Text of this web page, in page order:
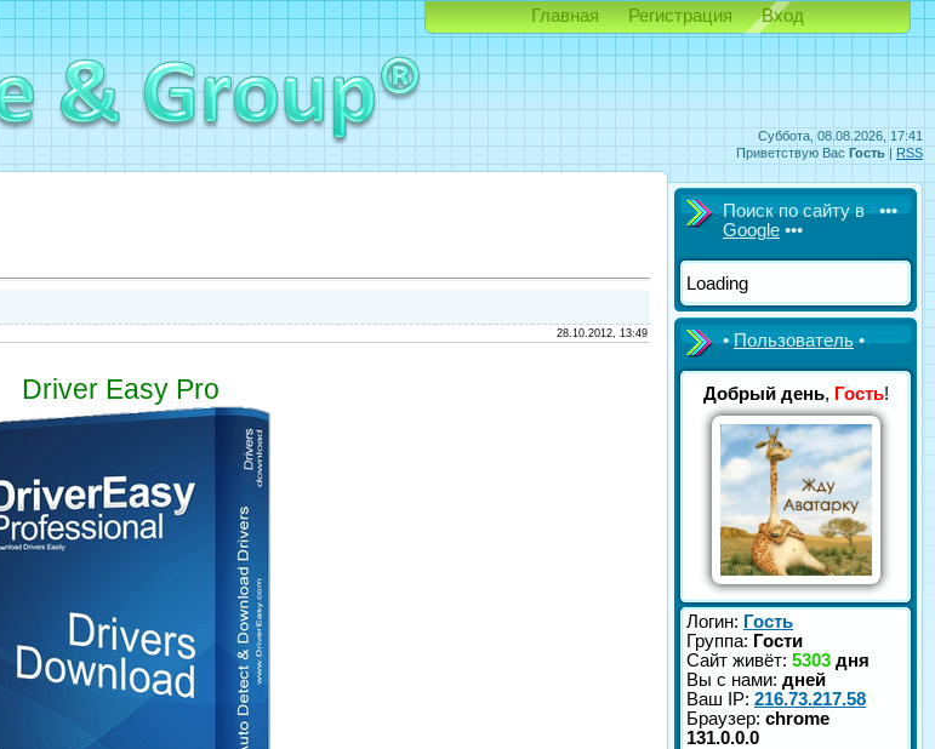
Суббота, 08.08.2026, 17:41
Приветствую Вас Гость | RSS
Главная Регистрация Вход
28.10.2012, 13:49
Driver Easy Pro
Поиск по сайту в •••
Google •••
Loading
•Пользователь•
Добрый день, Гость!
Логин: Гость
Группа: Гости
Сайт живёт: 5303 дня
Вы с нами: дней
Ваш IP: 216.73.217.58
Браузер: chrome
131.0.0.0